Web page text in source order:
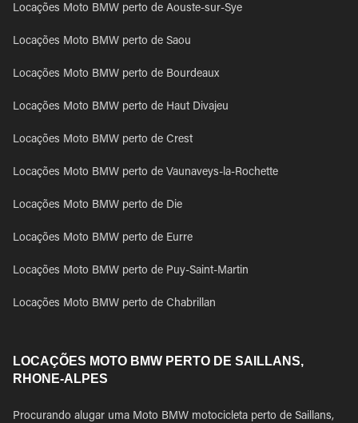
Locações Moto BMW perto de Aouste-sur-Sye
Locações Moto BMW perto de Saou
Locações Moto BMW perto de Bourdeaux
Locações Moto BMW perto de Haut Divajeu
Locações Moto BMW perto de Crest
Locações Moto BMW perto de Vaunaveys-la-Rochette
Locações Moto BMW perto de Die
Locações Moto BMW perto de Eurre
Locações Moto BMW perto de Puy-Saint-Martin
Locações Moto BMW perto de Chabrillan
LOCAÇÕES MOTO BMW PERTO DE SAILLANS,
RHONE-ALPES
Procurando alugar uma Moto BMW motocicleta perto de Saillans,